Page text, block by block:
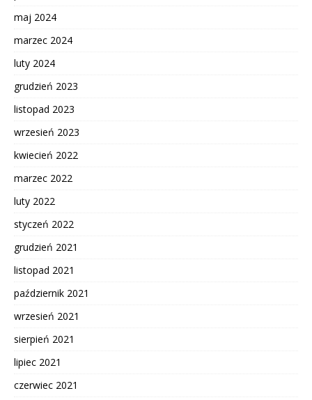
maj 2024
marzec 2024
luty 2024
grudzień 2023
listopad 2023
wrzesień 2023
kwiecień 2022
marzec 2022
luty 2022
styczeń 2022
grudzień 2021
listopad 2021
październik 2021
wrzesień 2021
sierpień 2021
lipiec 2021
czerwiec 2021